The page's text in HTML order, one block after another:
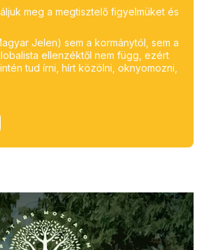
meg a megtisztelő figyelmüket és
Jelen) sem a kormánytól, sem a
ellenzéktől nem függ, ezért
tud írni, hírt közölni, oknyomozni,